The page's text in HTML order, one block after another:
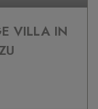
VILLA IN